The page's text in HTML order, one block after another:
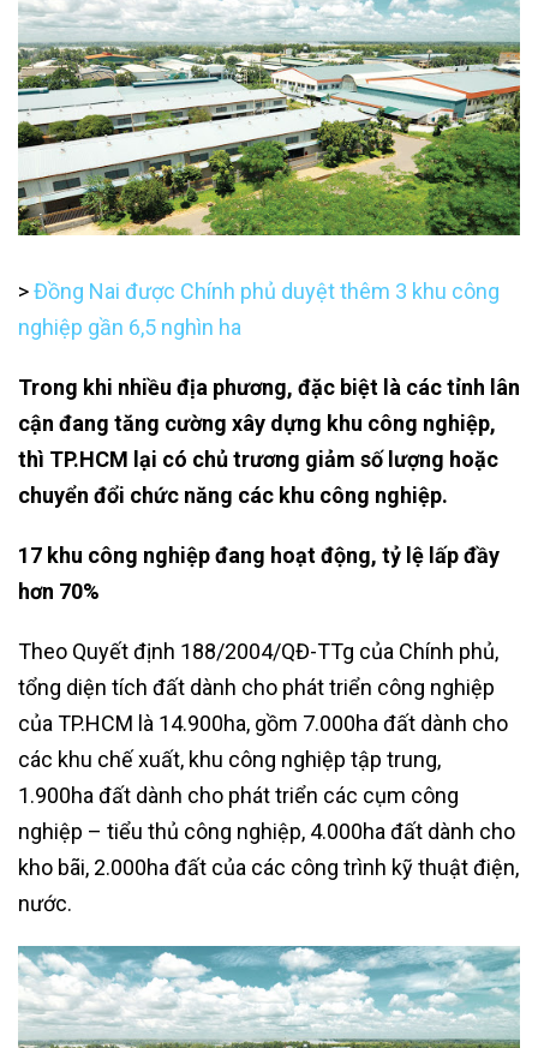
>Đồng Nai được Chính phủ duyệt thêm 3 khu công
nghiệp gần 6,5 nghìn ha
Trong khi nhiều địa phương, đặc biệt là các tỉnh lân
cận đang tăng cường xây dựng khu công nghiệp,
thì TP.HCM lại có chủ trương giảm số lượng hoặc
chuyển đổi chức năng các khu công nghiệp.
17 khu công nghiệp đang hoạt động, tỷ lệ lấp đầy
hơn 70%
Theo Quyết định 188/2004/QĐ-TTg của Chính phủ,
tổng diện tích đất dành cho phát triển công nghiệp
của TP.HCM là 14.900ha, gồm 7.000ha đất dành cho
các khu chế xuất, khu công nghiệp tập trung,
1.900ha đất dành cho phát triển các cụm công
nghiệp – tiểu thủ công nghiệp, 4.000ha đất dành cho
kho bãi, 2.000ha đất của các công trình kỹ thuật điện,
nước.